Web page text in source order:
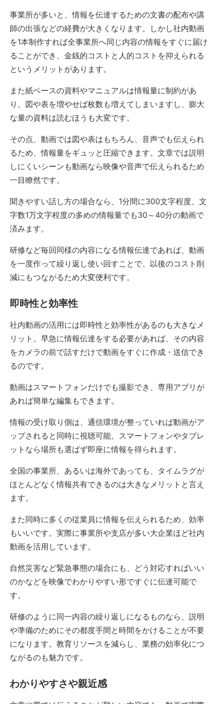
事業所が多いと、情報を伝達するための文書の配布や講
師の出張などの経費が大きくなります。しかし社内動画
を1本制作すれば全事業所へ同じ内容の情報をすぐに届け
ることができ、金銭的コストと人的コストを抑えられる
というメリットがあります。
また紙ベースの資料やマニュアルは情報量に制約があ
り、図や表を増やせば枚数も増えてしまいますし、膨大
な量の資料は読むほうも大変です。
その点、動画では図や表はもちろん、音声でも伝えられ
るため、情報量をギュッと圧縮できます。文章では説明
しにくいシーンも動画なら映像や音声で伝えられるため
一目瞭然です。
聞きやすい話し方の場合なら、1分間に300文字程度、文
字数1万文字程度の多めの情報量でも30～40分の動画で
済みます。
研修など毎回同様の内容になる情報伝達であれば、動画
を一度作って繰り返し使い回すことで、以後のコスト削
減にもつながるため大変便利です。
即時性と効率性
社内動画の活用には即時性と効率性があるのも大きなメ
リット。早急に情報伝達をする必要があれば、その内容
をカメラの前で話すだけで動画をすぐに作成・送信でき
るのです。
動画はスマートフォンだけでも撮影でき、専用アプリが
あれば簡単な編集もできます。
情報の受け取り側は、通信環境が整っていれば動画がア
ップされると同時に視聴可能。スマートフォンやタブレ
ットなら場所も選ばず即座に情報を得られます。
全国の事業所、あるいは海外であっても、タイムラグが
ほとんどなく情報共有できるのは大きなメリットと言え
ます。
また同時に多くの従業員に情報を伝えられるため、効率
もいいです。実際に事業所や支店が多い大企業ほど社内
動画を活用しています。
自然災害など緊急事態の場合にも、どう対応すればいい
のかなどを映像でわかりやすい形ですぐに伝達可能で
す。
研修のように同一内容の繰り返しになるものなら、説明
や準備のためにその都度手間と時間をかけることが不要
になります。教育リソースを減らし、業務の効率化につ
ながるのも魅力です。
わかりやすさや親近感